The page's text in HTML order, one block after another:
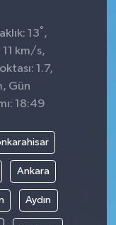
13° ,
11 km/s,
1.7,
Gün
18:49
Ankara
Aydın